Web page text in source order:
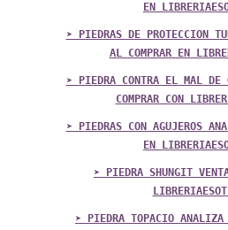
EN
➤ PIEDRAS DE PROTECCION
AL COMPRAR EN
➤ PIEDRA CONTRA EL MAL DE
COMPRAR CON
➤ PIEDRAS CON AGUJEROS
EN
➤ PIEDRA SHUNGIT
➤ PIEDRA TOPACIO ANALIZA